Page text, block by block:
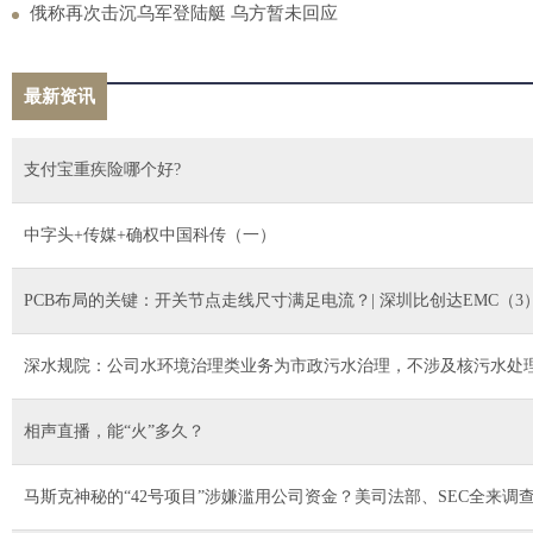
俄称再次击沉乌军登陆艇 乌方暂未回应
最新资讯
支付宝重疾险哪个好?
中字头+传媒+确权中国科传（一）
PCB布局的关键：开关节点走线尺寸满足电流？| 深圳比创达EMC（3）
深水规院：公司水环境治理类业务为市政污水治理，不涉及核污水处
相声直播，能“火”多久？
马斯克神秘的“42号项目”涉嫌滥用公司资金？美司法部、SEC全来调